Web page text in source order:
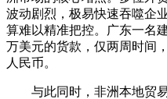
波动剧烈，极易快速吞噬企
算难以精准把控。广东一名
万美元的货款，仅两周时间
人民币。
与此同时，非洲本地贸易